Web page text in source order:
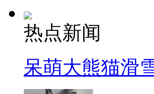
热点新闻
呆萌大熊猫滑